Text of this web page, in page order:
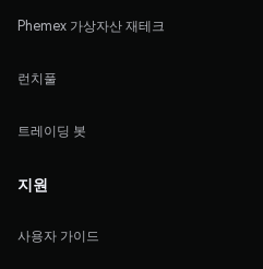
Phemex 가상자산 재테크
런치풀
트레이딩 봇
지원
사용자 가이드